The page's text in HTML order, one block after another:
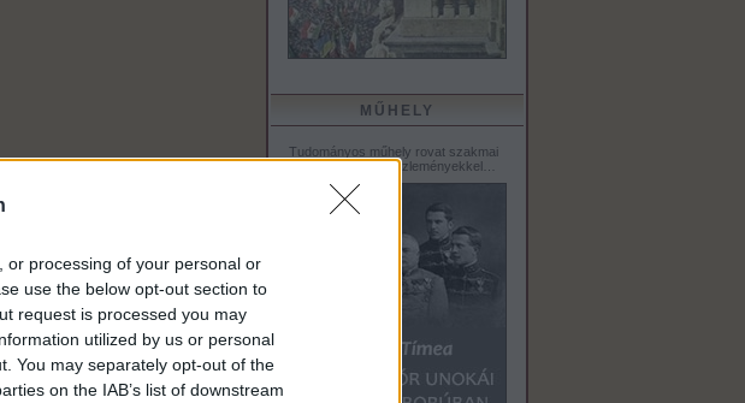
or processing of your personal or
use the below opt-out section to
request is processed you may
utilized by us or personal
You may separately opt-out of the
on the IAB’s list of downstream
MŰHELY
Tudományos műhely rovat szakmai
tanulmányokkal, közleményekkel…